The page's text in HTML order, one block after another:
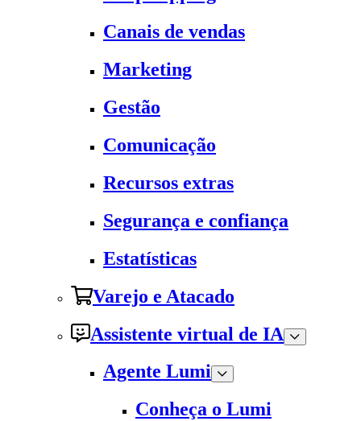
Canais de vendas
Marketing
Gestão
Comunicação
Recursos extras
Segurança e confiança
Estatísticas
Varejo e Atacado
Assistente virtual de IA
Agente Lumi
Conheça o Lumi